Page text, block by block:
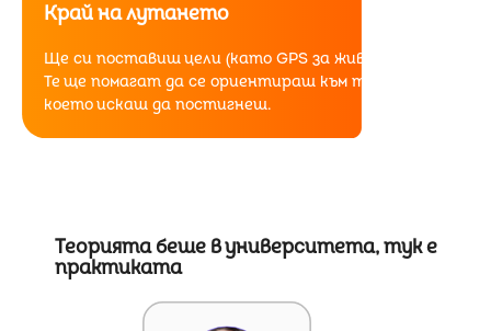
Край на лутането
Ще си поставиш цели (като GPS за живота ти).
Те ще помагат да се ориентираш към това,
което искаш да постигнеш.
Теорията беше в университета, тук е
практиката